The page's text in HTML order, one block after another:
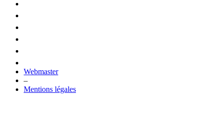
Webmaster
–
Mentions légales